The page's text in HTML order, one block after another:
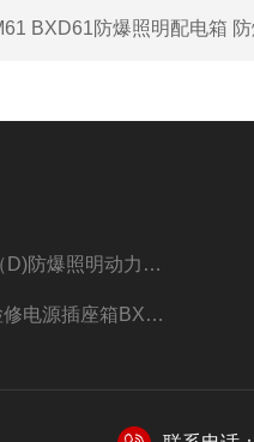
BXD61防爆照明配电箱
BXM（D)防爆照明动力配电箱IIB IIC生产厂家
防爆检修电源插座箱BXX52-2/16/380V带插座防爆配电箱